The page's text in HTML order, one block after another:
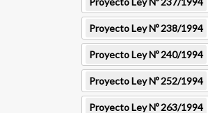
Proyecto Ley Nº 238/1994
Proyecto Ley Nº 240/1994
Proyecto Ley Nº 252/1994
Proyecto Ley Nº 263/1994